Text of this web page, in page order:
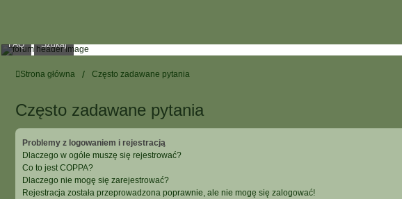
FAQ Szukaj
Strona główna Często zadawane pytania
Często zadawane pytania
Problemy z logowaniem i rejestracją
Dlaczego w ogóle muszę się rejestrować?
Co to jest COPPA?
Dlaczego nie mogę się zarejestrować?
Rejestracja została przeprowadzona poprawnie, ale nie mogę się zalogować!